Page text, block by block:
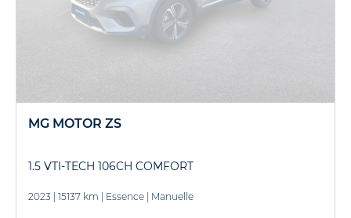
MG MOTOR ZS
1.5 VTI-TECH 106CH COMFORT
2023 15137 km Essence Manuelle